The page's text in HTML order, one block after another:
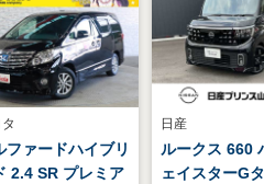
ファードハイブリ
2.4 SR プレミア
日産
ルークス 660
ェイスターG